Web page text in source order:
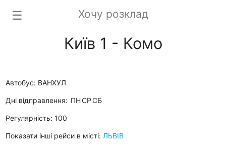
Хочу розклад
☰
Київ 1 - Комо
Автобус: ВАНХУЛ
Дні відправлення: ПНСРСБ
Регулярність: 100
Показати інші рейси в місті: ЛЬВІВ